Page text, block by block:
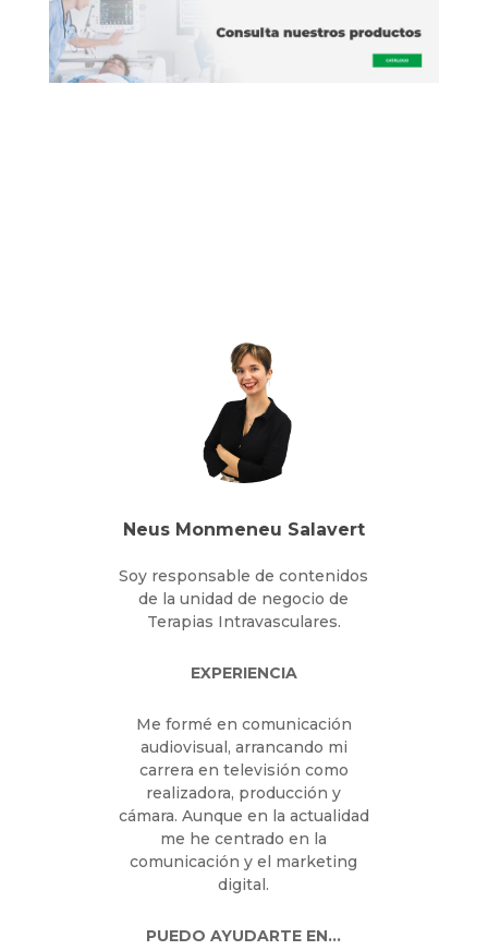
 acceso vascular Accesos vasculares
Soy responsable de
contenidos de la unidad de
negocio de Terapias
Intravasculares.
EXPERIENCIA
audiovisual, arrancando mi